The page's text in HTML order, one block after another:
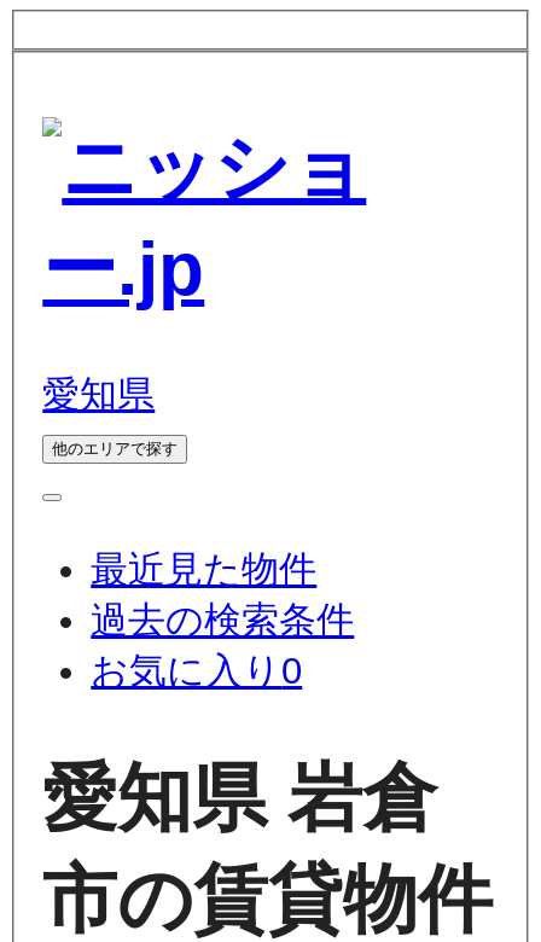
愛知県
他のエリアで探す
最近見た物件
過去の検索条件
お気に入り 0
愛知県 岩倉
市の賃貸物件